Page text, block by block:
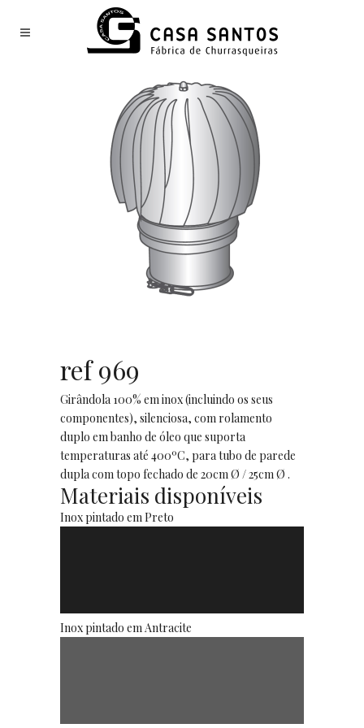
ref 969
Girândola 100% em inox (incluindo os seus
componentes), silenciosa, com rolamento
duplo em banho de óleo que suporta
temperaturas até 400ºC, para tubo de parede
dupla com topo fechado de 20cm Ø / 25cm Ø .
Materiais disponíveis
Inox pintado em Preto
Inox pintado em Antracite